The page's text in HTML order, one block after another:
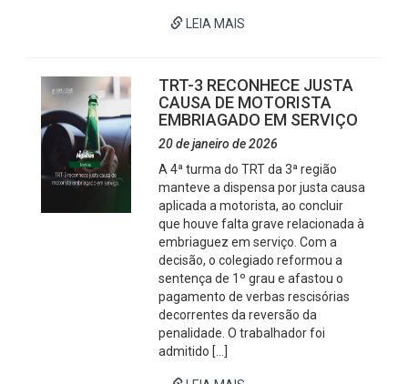
LEIA MAIS
TRT-3 RECONHECE JUSTA
CAUSA DE MOTORISTA
EMBRIAGADO EM SERVIÇO
20 de janeiro de 2026
A 4ª turma do TRT da 3ª região
manteve a dispensa por justa causa
aplicada a motorista, ao concluir
que houve falta grave relacionada à
embriaguez em serviço. Com a
decisão, o colegiado reformou a
sentença de 1º grau e afastou o
pagamento de verbas rescisórias
decorrentes da reversão da
penalidade. O trabalhador foi
admitido […]